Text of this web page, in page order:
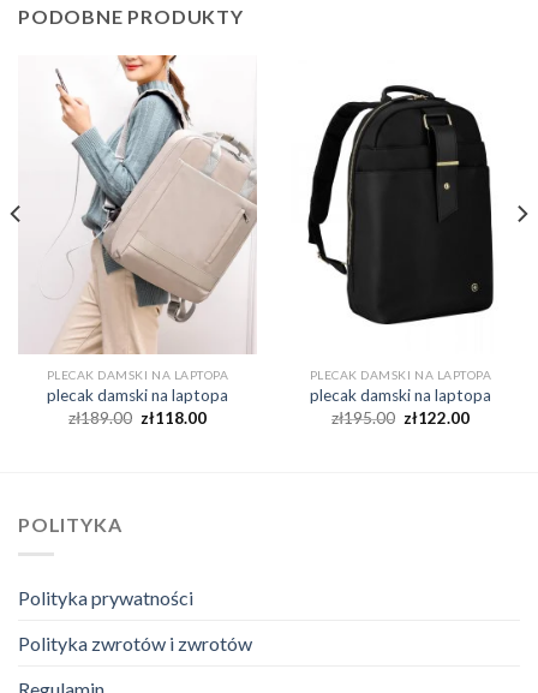
PODOBNE PRODUKTY
PLECAK DAMSKI NA LAPTOPA
plecak damski na laptopa
zł189.00 zł118.00
PLECAK DAMSKI NA LAPTOPA
plecak damski na laptopa
zł195.00 zł122.00
POLITYKA
Polityka prywatności
Polityka zwrotów i zwrotów